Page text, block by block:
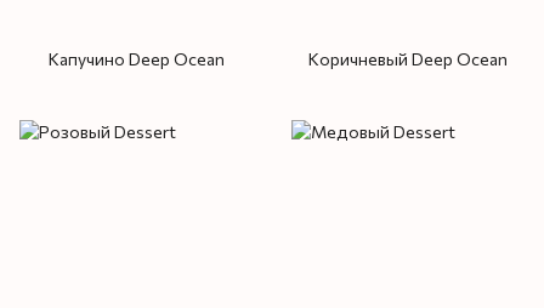
Капучино Deep Ocean Коричневый Deep Ocean